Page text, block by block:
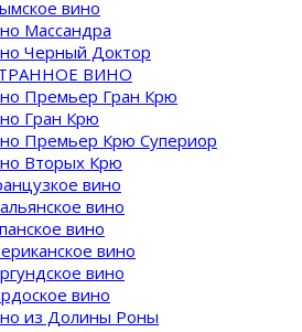
вино
Массандра
Черный Доктор
ВИНО
Премьер Гран Крю
Гран Крю
Премьер Крю Супериор
Вторых Крю
вино
вино
вино
вино
вино
вино
из Долины Роны